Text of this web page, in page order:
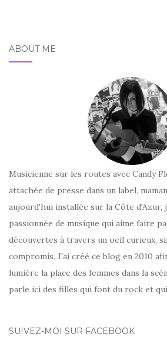
ABOUT ME
Musicienne sur les routes avec Candy
attachée de presse dans un label,
aujourd'hui installée sur la Côte d'Azur,
passionnée de musique qui aime faire
découvertes à travers un oeil curieux,
compromis. J'ai créé ce blog en 2010
lumière la place des femmes dans la
parle ici des filles qui font du rock et
SUIVEZ-MOI SUR FACEBOOK